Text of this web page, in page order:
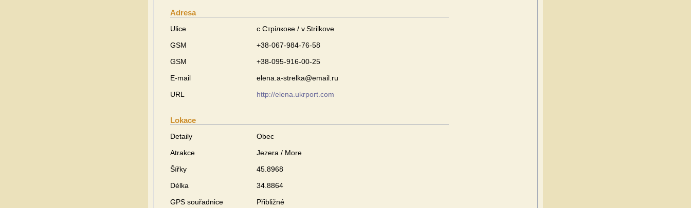
Adresa
Ulice
с.Стрілкове / v.Strilkove
GSM
+38-067-984-76-58
GSM
+38-095-916-00-25
E-mail
elena.a-strelka@email.ru
URL
http://elena.ukrport.com
Lokace
Detaily
Obec
Atrakce
Jezera / More
Šířky
45.8968
Délka
34.8864
GPS souřadnice
Přibližné